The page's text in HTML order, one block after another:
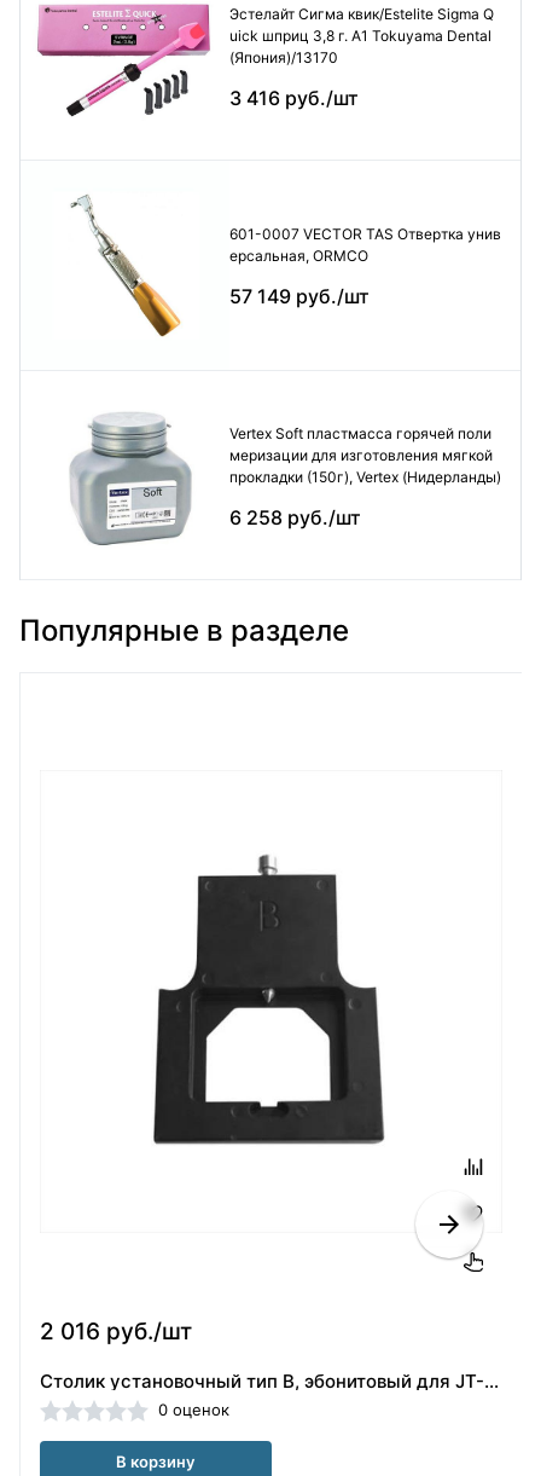
Эстелайт Сигма квик/Estelite Sigma Q
uick шприц 3,8 г. А1 Tokuyama Dental
(Япония)/13170
3 416 руб./шт
601-0007 VECTOR TAS Отвертка унив
ерсальная, ORMCO
57 149 руб./шт
Vertex Soft пластмасса горячей поли
меризации для изготовления мягкой
прокладки (150г), Vertex (Нидерланды)
6 258 руб./шт
Популярные в разделе
2 016 руб./шт
Столик установочный тип В, эбонитовый для JT-20, черный, YJMF (Китай)
0 оценок
В корзину